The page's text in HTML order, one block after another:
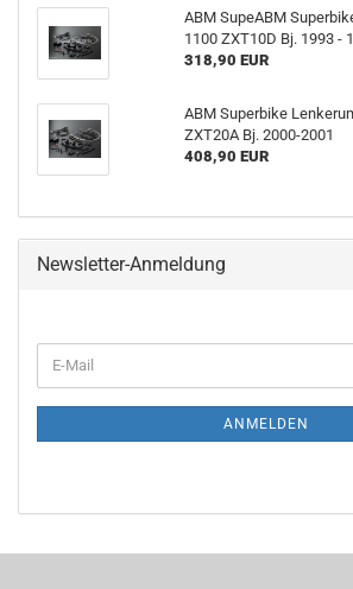
ABM SupeABM
1100 ZXT10D Bj. 1993 -
318,90 EUR
ABM Superbike
ZXT20A Bj. 2000-2001
408,90 EUR
Newsletter-Anmeldung
ZUR
NEWSLETTER-
E-
Mail
ANMELDEN